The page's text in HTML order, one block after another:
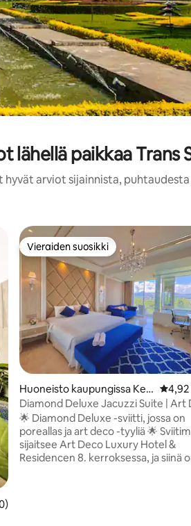
lähellä paikkaa Trans
arviot sijainnista,
arvio 4,84/5, 150 arvostelua
Vieraiden suosikki
Vieraiden suosikki
Huoneisto kaupungissa Kec
amatan Cidadap
4,92
Diamond Deluxe Jacuzzi Suite | Art
| lähellä Dagoa
🌟 Diamond Deluxe -sviitti, jossa on
poreallas ja art deco -tyyliä 🌟 Sviitimme
sijaitsee Art Deco Luxury Hotel &
Residencen 8. kerroksessa, ja siinä